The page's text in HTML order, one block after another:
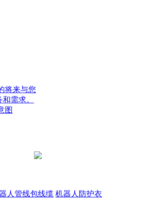
将来与您
需求。
图
人管线包线缆 机器人防护衣